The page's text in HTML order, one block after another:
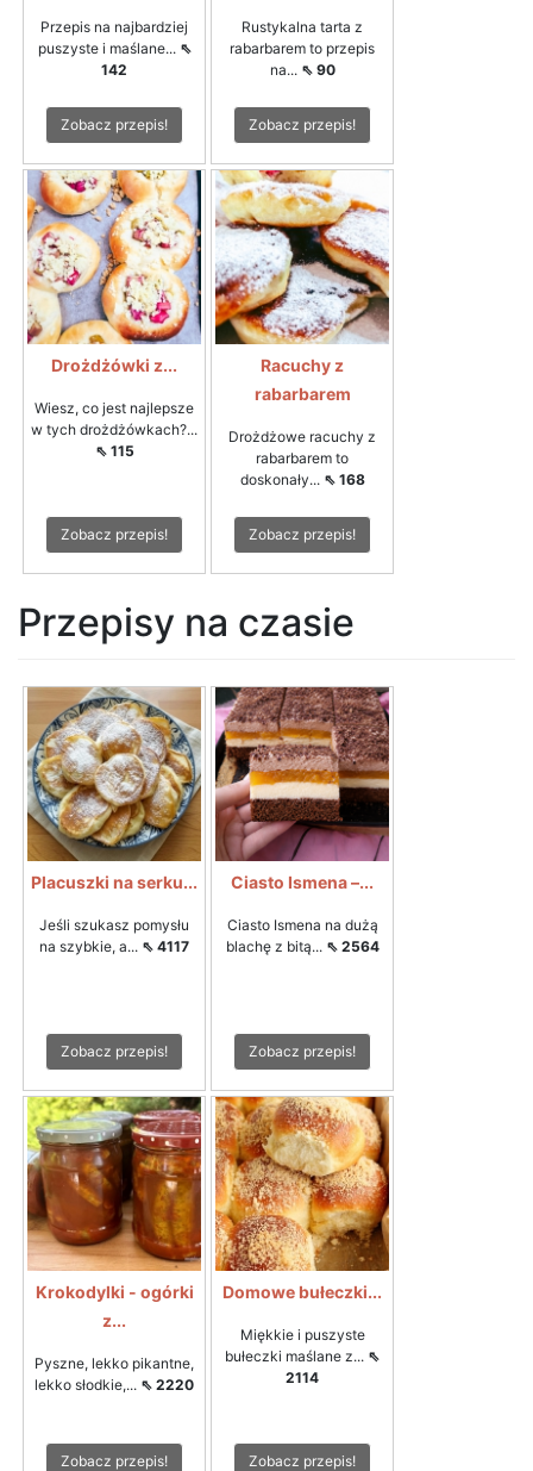
Przepis na najbardziej
puszyste i maślane... ⇖
142
Zobacz przepis!
Rustykalna tarta z
rabarbarem to przepis
na... ⇖ 90
Zobacz przepis!
Drożdżówki z...
Wiesz, co jest najlepsze
w tych drożdżówkach?...
⇖ 115
Zobacz przepis!
Racuchy z
rabarbarem
Drożdżowe racuchy z
rabarbarem to
doskonały... ⇖ 168
Zobacz przepis!
Przepisy na czasie
Placuszki na serku...
Jeśli szukasz pomysłu
na szybkie, a... ⇖ 4117
Zobacz przepis!
Ciasto Ismena –...
Ciasto Ismena na dużą
blachę z bitą... ⇖ 2564
Zobacz przepis!
Krokodylki - ogórki
z...
Pyszne, lekko pikantne,
lekko słodkie,... ⇖ 2220
Zobacz przepis!
Domowe bułeczki...
Miękkie i puszyste
bułeczki maślane z... ⇖
2114
Zobacz przepis!